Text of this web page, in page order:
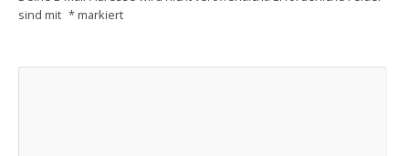
sind mit *markiert